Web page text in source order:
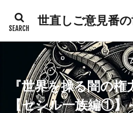
世直しご意見番
『世界を操る闇の
【セシル一族編①
カテゴリー
タグ